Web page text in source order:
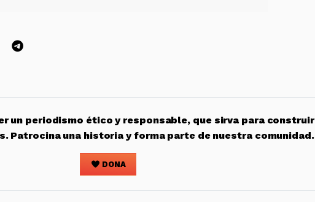
un periodismo ético y responsable, que sirva para construir
Patrocina una historia y forma parte de nuestra comunidad.
DONA